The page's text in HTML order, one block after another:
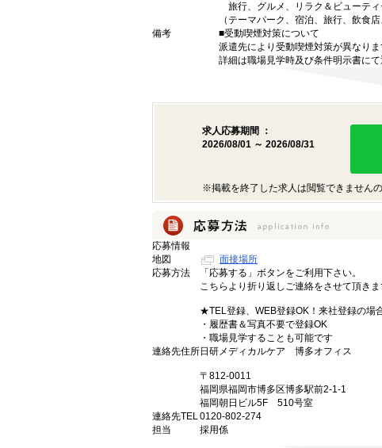
旅行、グルメ、リラク＆ビューティ
（テーマパーク、宿泊、旅行、飲食
備考
■受動喫煙対策について
派遣先により受動喫煙対策が異なりま
詳細は職場見学時及び条件明示書にて
求人応募期間 ：
2026/08/01 ～ 2026/08/31
※掲載を終了した求人は閲覧できません
応募情報
地図
面接場所
応募方法
「応募する」ボタンをご利用下さい。
こちらより折り返しご連絡をさせて頂きま
★TEL登録、WEB登録OK！来社登録の場
・履歴書＆写真不要で登録OK
・職場見学することも可能です
連絡先住所日研メディカルケア 博多オフィス
〒812-0011
福岡県福岡市博多区博多駅前2-1-1
福岡朝日ビル5F 510号室
連絡先TEL0120-802-274
担当
採用係